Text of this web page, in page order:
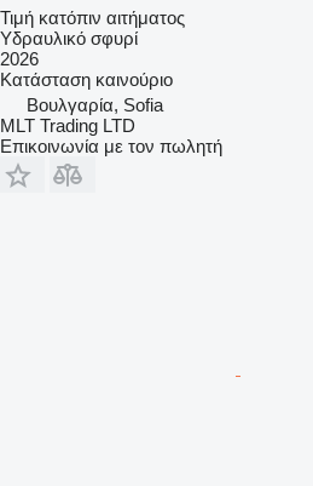
Τιμή κατόπιν αιτήματος
Υδραυλικό σφυρί
2026
Κατάσταση καινούριο
Βουλγαρία, Sofia
MLT Trading LTD
Επικοινωνία με τον πωλητή